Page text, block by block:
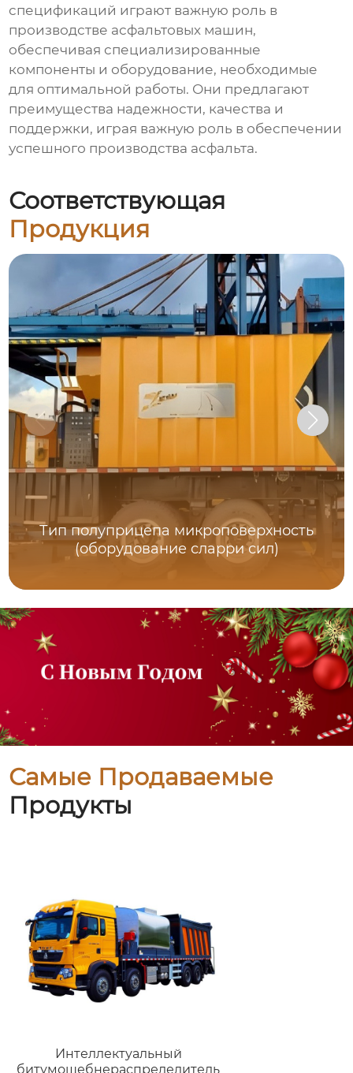
спецификаций играют важную роль в
производстве асфальтовых машин,
обеспечивая специализированные
компоненты и оборудование, необходимые
для оптимальной работы. Они предлагают
преимущества надежности, качества и
поддержки, играя важную роль в обеспечении
успешного производства асфальта.
Соответствующая
Продукция
Тип полуприцепа микроповерхность
(оборудование сларри сил)
Самые Продаваемые
Продукты
Интеллектуальный
битумощебнераспределитель